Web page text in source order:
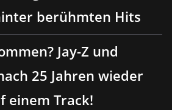
berühmten Hits
Jay-Z und
25 Jahren wieder
einem Track!